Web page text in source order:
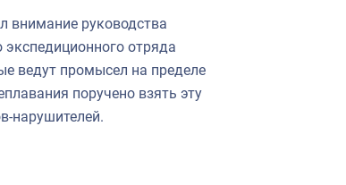
внимание руководства
отряда
ведут промысел на пределе
поручено взять эту
нарушителей.